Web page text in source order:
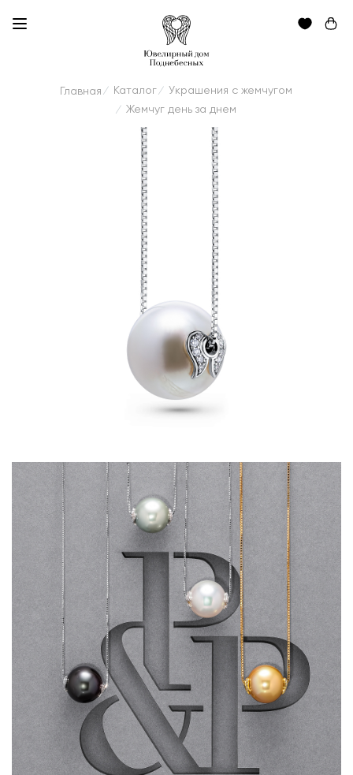
Главная / Каталог / Украшения с жемчугом
/ Жемчуг день за днем